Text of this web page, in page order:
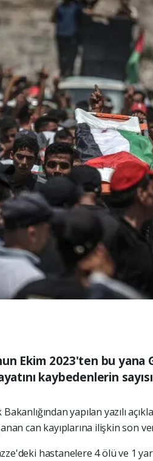
Ekim 2023'ten bu yana
kaybedenlerin
yapılan yazılı
can kayıplarına ilişkin son
hastanelere 4 ölü ve 1